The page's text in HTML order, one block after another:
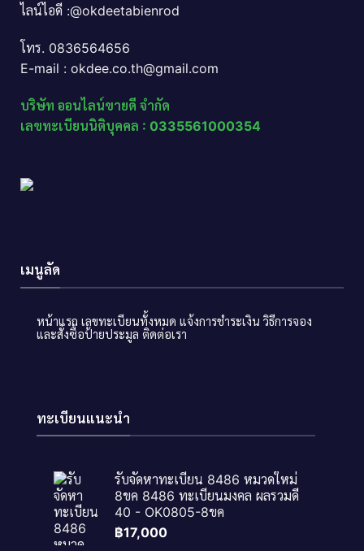
ไลน์ไอดี :@okdeetabienrod
โทร. 0836564656
E-mail : okdee.co.th@gmail.com
บริษัท ออนไลน์ขายดี จำกัด
เลขทะเบียนนิติบุคคล : 0335561000354
เมนูลัด
หน้าแรก เลขทะเบียนทั้งหมด แจ้งการชำระเงิน วิธีการจอง
และสั่งซื้อป้ายประมูล ติดต่อเรา
ทะเบียนแนะนำ
รับจัดหาทะเบียน 8486 หมวดใหม่
8ขค 8486 ทะเบียนมงคล ผลรวมดี
40 - OK0805-8ขค
฿17,000